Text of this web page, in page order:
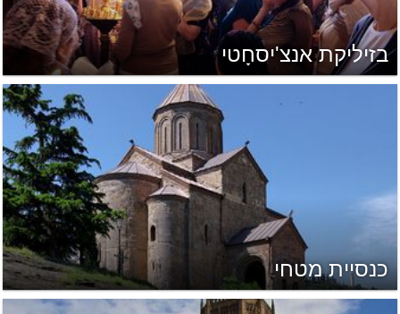
בזיליקת אנצ'יסחָטי
כנסיית מטחי